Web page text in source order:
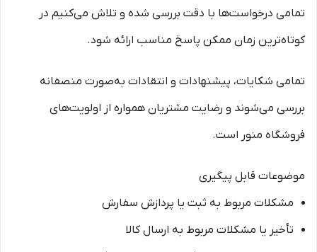
تمامی درخواست‌ها با دقت بررسی شده و تلاش می‌کنیم در
کوتاه‌ترین زمان ممکن پاسخ مناسب ارائه شود.
تمامی شکایات، پیشنهادات و انتقادات به‌صورت منصفانه
بررسی می‌شوند و رضایت مشتریان همواره از اولویت‌های
فروشگاه منور است.
موضوعات قابل پیگیری
مشکلات مربوط به ثبت یا پردازش سفارش
تأخیر یا مشکلات مربوط به ارسال کالا